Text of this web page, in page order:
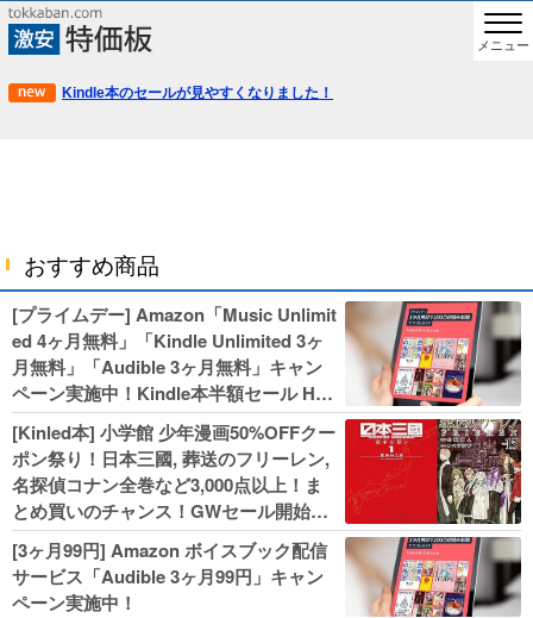
メニュー
Kindle本のセールが見やすくなりました！
おすすめ商品
[プライムデー] Amazon「Music Unlimit
ed 4ヶ月無料」「Kindle Unlimited 3ヶ
月無料」「Audible 3ヶ月無料」キャン
ペーン実施中！Kindle本半額セール HU
NTER×HUNTERなど集英社、無職転生,
幼女戦記などKADOKAWA、キャプテン
翼100円セールも！
[Kinled本] 小学館 少年漫画50%OFFクー
ポン祭り！日本三國, 葬送のフリーレン,
名探偵コナン全巻など3,000点以上！ま
とめ買いのチャンス！GWセール開始！
人気コミック多数 カドカワ祭やIT関連本
がセールに！
[3ヶ月99円] Amazon ボイスブック配信
サービス「Audible 3ヶ月99円」キャン
ペーン実施中！